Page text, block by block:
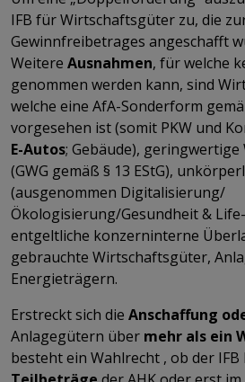
IFB für Wirtschaftsgüter zu, die
Gewinnfreibetrages angeschafft
Weitere Ausnahmen, für welche
genommen werden kann, sind
welche eine AfA-Sonderform
vorgesehen ist (somit PKW und
E-Autos; Gebäude),
(GWG gemäß § 13 EStG),
(ausgenommen Digitalisierung/
Ökologisierung/Gesundheit &
entgeltliche konzerninterne
gebrauchte Wirtschaftsgüter,
Energieträgern.
Erstreckt sich die Anschaffung
Anlagegütern über mehr als ein
besteht ein Wahlrecht , ob der